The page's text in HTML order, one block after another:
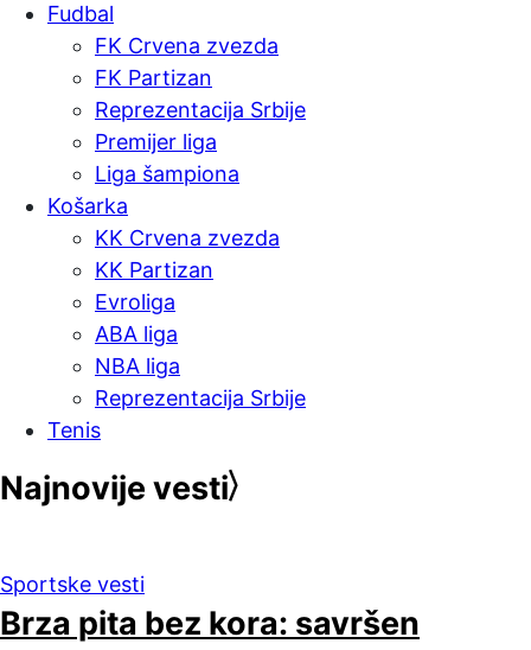
Fudbal
FK Crvena zvezda
FK Partizan
Reprezentacija Srbije
Premijer liga
Liga šampiona
Košarka
KK Crvena zvezda
KK Partizan
Evroliga
ABA liga
NBA liga
Reprezentacija Srbije
Tenis
Najnovije vesti
Sportske vesti
Brza pita bez kora: savršen